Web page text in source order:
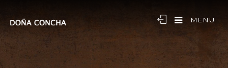
MENU